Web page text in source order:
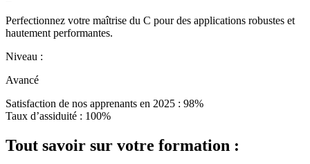
Perfectionnez votre maîtrise du C pour des applications robustes et
hautement performantes.
Niveau :
Avancé
Satisfaction de nos apprenants en 2025 : 98%
Taux d’assiduité : 100%
Tout savoir sur votre formation :